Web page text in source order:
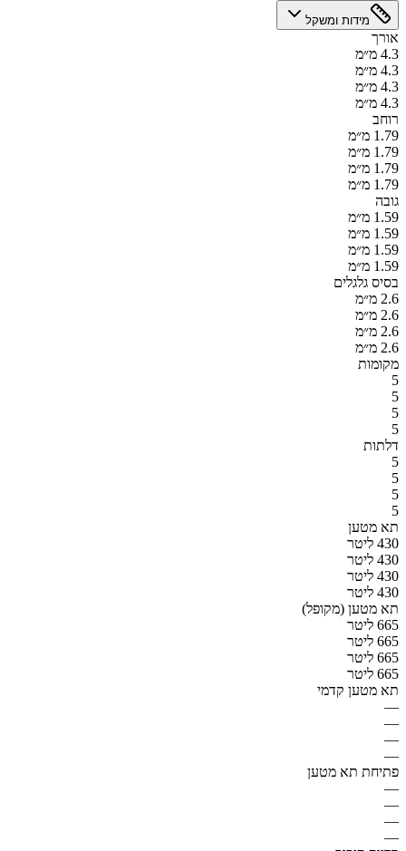
מידות ומשקל
אורך
4.3 מ״מ
4.3 מ״מ
4.3 מ״מ
4.3 מ״מ
רוחב
1.79 מ״מ
1.79 מ״מ
1.79 מ״מ
1.79 מ״מ
גובה
1.59 מ״מ
1.59 מ״מ
1.59 מ״מ
1.59 מ״מ
בסיס גלגלים
2.6 מ״מ
2.6 מ״מ
2.6 מ״מ
2.6 מ״מ
מקומות
5
5
5
5
דלתות
5
5
5
5
תא מטען
430 ליטר
430 ליטר
430 ליטר
430 ליטר
תא מטען (מקופל)
665 ליטר
665 ליטר
665 ליטר
665 ליטר
תא מטען קדמי
—
—
—
—
פתיחת תא מטען
—
—
—
—